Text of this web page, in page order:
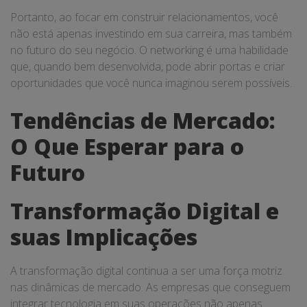
Portanto, ao focar em construir relacionamentos, você
não está apenas investindo em sua carreira, mas também
no futuro do seu negócio. O networking é uma habilidade
que, quando bem desenvolvida, pode abrir portas e criar
oportunidades que você nunca imaginou serem possíveis.
Tendências de Mercado:
O Que Esperar para o
Futuro
Transformação Digital e
suas Implicações
A transformação digital continua a ser uma força motriz
nas dinâmicas de mercado. As empresas que conseguem
integrar tecnologia em suas operações não apenas